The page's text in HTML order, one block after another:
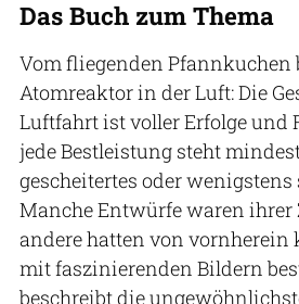
Das Buch zum Thema
Vom fliegenden Pfannkuchen
Atomreaktor in der Luft: Die
Luftfahrt ist voller Erfolge und
jede Bestleistung steht
gescheitertes oder
Manche Entwürfe waren ihrer
andere hatten von vornherein
mit faszinierenden Bildern
beschreibt die